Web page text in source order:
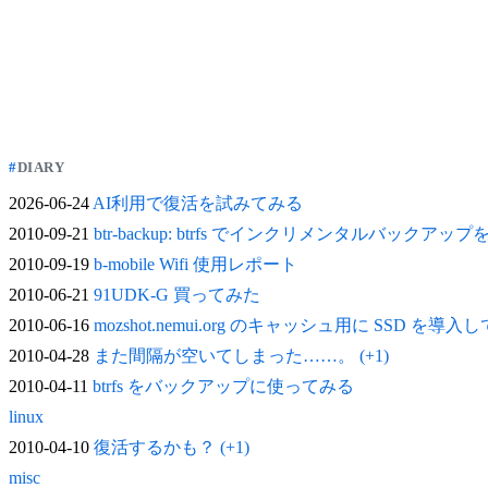
DIARY
2026-06-24AI利用で復活を試みてみる
2010-09-21 btr-backup: btrfs でインクリメンタルバックアップ
2010-09-19 b-mobile Wifi 使用レポート
2010-06-21 91UDK-G 買ってみた
2010-06-16 mozshot.nemui.org のキャッシュ用に SSD を導入し
2010-04-28 また間隔が空いてしまった……。 (+1)
2010-04-11 btrfs をバックアップに使ってみる
linux
2010-04-10 復活するかも？ (+1)
misc